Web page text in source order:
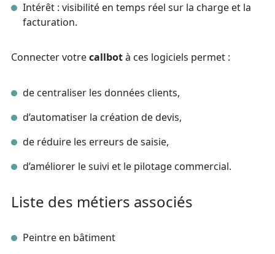
Intérêt : visibilité en temps réel sur la charge et la
facturation.
Connecter votrecallbotà ces logiciels permet :
de centraliser les données clients,
d’automatiser la création de devis,
de réduire les erreurs de saisie,
d’améliorer le suivi et le pilotage commercial.
Liste des métiers associés
Peintre en bâtiment